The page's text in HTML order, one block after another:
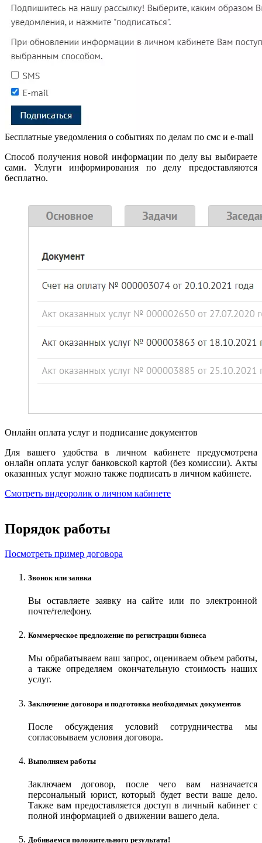
Бесплатные уведомления о событиях по делам по смс и e-mail
Способ получения новой информации по делу вы выбираете
сами. Услуги информирования по делу предоставляются
бесплатно.
Онлайн оплата услуг и подписание документов
Для вашего удобства в личном кабинете предусмотрена
онлайн оплата услуг банковской картой (без комиссии). Акты
оказанных услуг можно также подписать в личном кабинете.
Смотреть видеоролик о личном кабинете
Порядок работы
Посмотреть пример договора
Звонок или заявка
Вы оставляете заявку на сайте или по электронной
почте/телефону.
Коммерческое предложение по регистрации бизнеса
Мы обрабатываем ваш запрос, оцениваем объем работы,
а также определяем окончательную стоимость наших
услуг.
Заключение договора и подготовка необходимых документов
После обсуждения условий сотрудничества мы
согласовываем условия договора.
Выполняем работы
Заключаем договор, после чего вам назначается
персональный юрист, который будет вести ваше дело.
Также вам предоставляется доступ в личный кабинет с
полной информацией о движении вашего дела.
Добиваемся положительного результата!